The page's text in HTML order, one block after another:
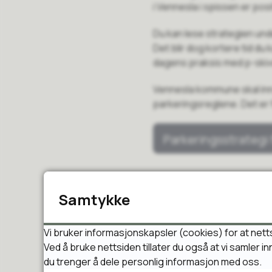
i Vennesla i spissen er
Du kan lese strategien
Det blir dog kortere tid
dagens praksis med p-
Vennesla kommune skal
parkeringsreglene. Det er
Samtykke
Vi bruker informasjonskapsler (cookies) for at
Ved å bruke nettsiden tillater du også at vi samler
du trenger å dele personlig informasjon med oss.